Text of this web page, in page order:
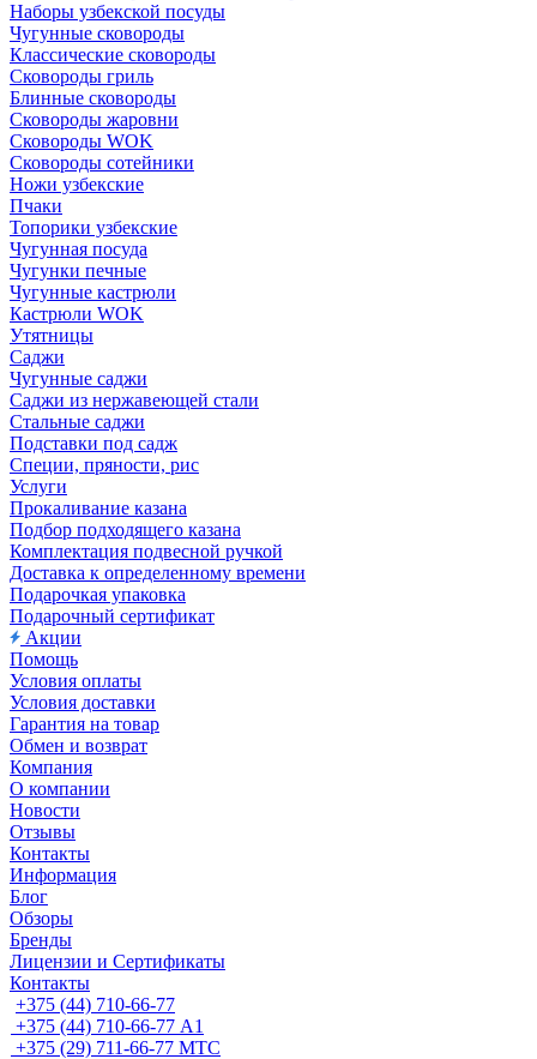
Наборы узбекской посуды
Чугунные сковороды
Классические сковороды
Сковороды гриль
Блинные сковороды
Сковороды жаровни
Сковороды WOK
Сковороды сотейники
Ножи узбекские
Пчаки
Топорики узбекские
Чугунная посуда
Чугунки печные
Чугунные кастрюли
Кастрюли WOK
Утятницы
Саджи
Чугунные саджи
Саджи из нержавеющей стали
Стальные саджи
Подставки под садж
Специи, пряности, рис
Услуги
Прокаливание казана
Подбор подходящего казана
Комплектация подвесной ручкой
Доставка к определенному времени
Подарочкая упаковка
Подарочный сертификат
Акции
Помощь
Условия оплаты
Условия доставки
Гарантия на товар
Обмен и возврат
Компания
О компании
Новости
Отзывы
Контакты
Информация
Блог
Обзоры
Бренды
Лицензии и Сертификаты
Контакты
+375 (44) 710-66-77
+375 (44) 710-66-77 А1
+375 (29) 711-66-77 МТС